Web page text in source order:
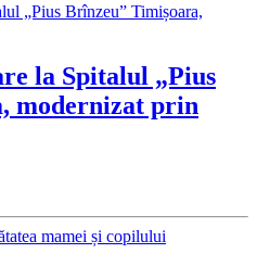
la Spitalul „Pius
modernizat prin